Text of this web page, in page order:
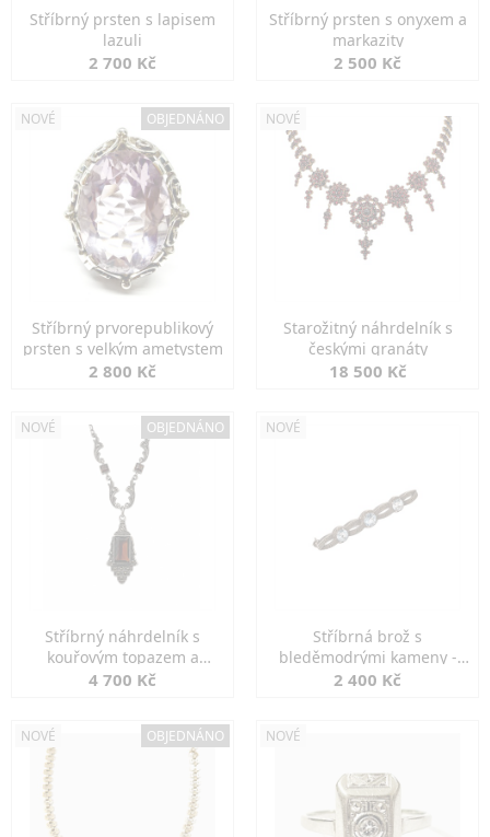
Stříbrný prsten s lapisem
lazuli
2 700 Kč
Stříbrný prsten s onyxem a
markazity
2 500 Kč
NOVÉ OBJEDNÁNO
Stříbrný prvorepublikový
prsten s velkým ametystem
2 800 Kč
NOVÉ
Starožitný náhrdelník s
českými granáty
18 500 Kč
NOVÉ OBJEDNÁNO
Stříbrný náhrdelník s
kouřovým topazem a
markazity
4 700 Kč
NOVÉ
Stříbrná brož s
bleděmodrými kameny -
jemná elegance
2 400 Kč
NOVÉ OBJEDNÁNO NOVÉ